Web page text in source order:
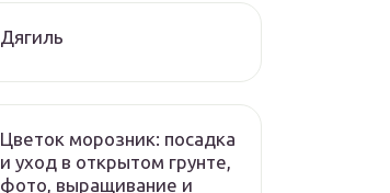
Дягиль
Цветок морозник: посадка
и уход в открытом грунте,
фото, выращивание и